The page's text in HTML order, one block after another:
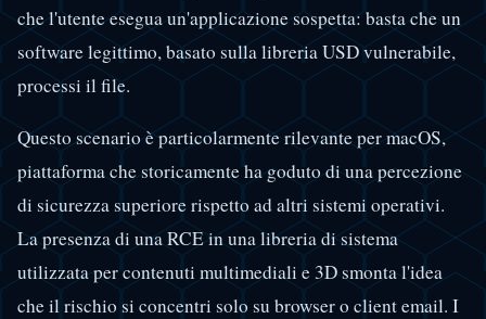
che l'utente esegua un'applicazione sospetta: basta che un
software legittimo, basato sulla libreria USD vulnerabile,
processi il file.
Questo scenario è particolarmente rilevante per macOS,
piattaforma che storicamente ha goduto di una percezione
di sicurezza superiore rispetto ad altri sistemi operativi.
La presenza di una RCE in una libreria di sistema
utilizzata per contenuti multimediali e 3D smonta l'idea
che il rischio si concentri solo su browser o client email. I